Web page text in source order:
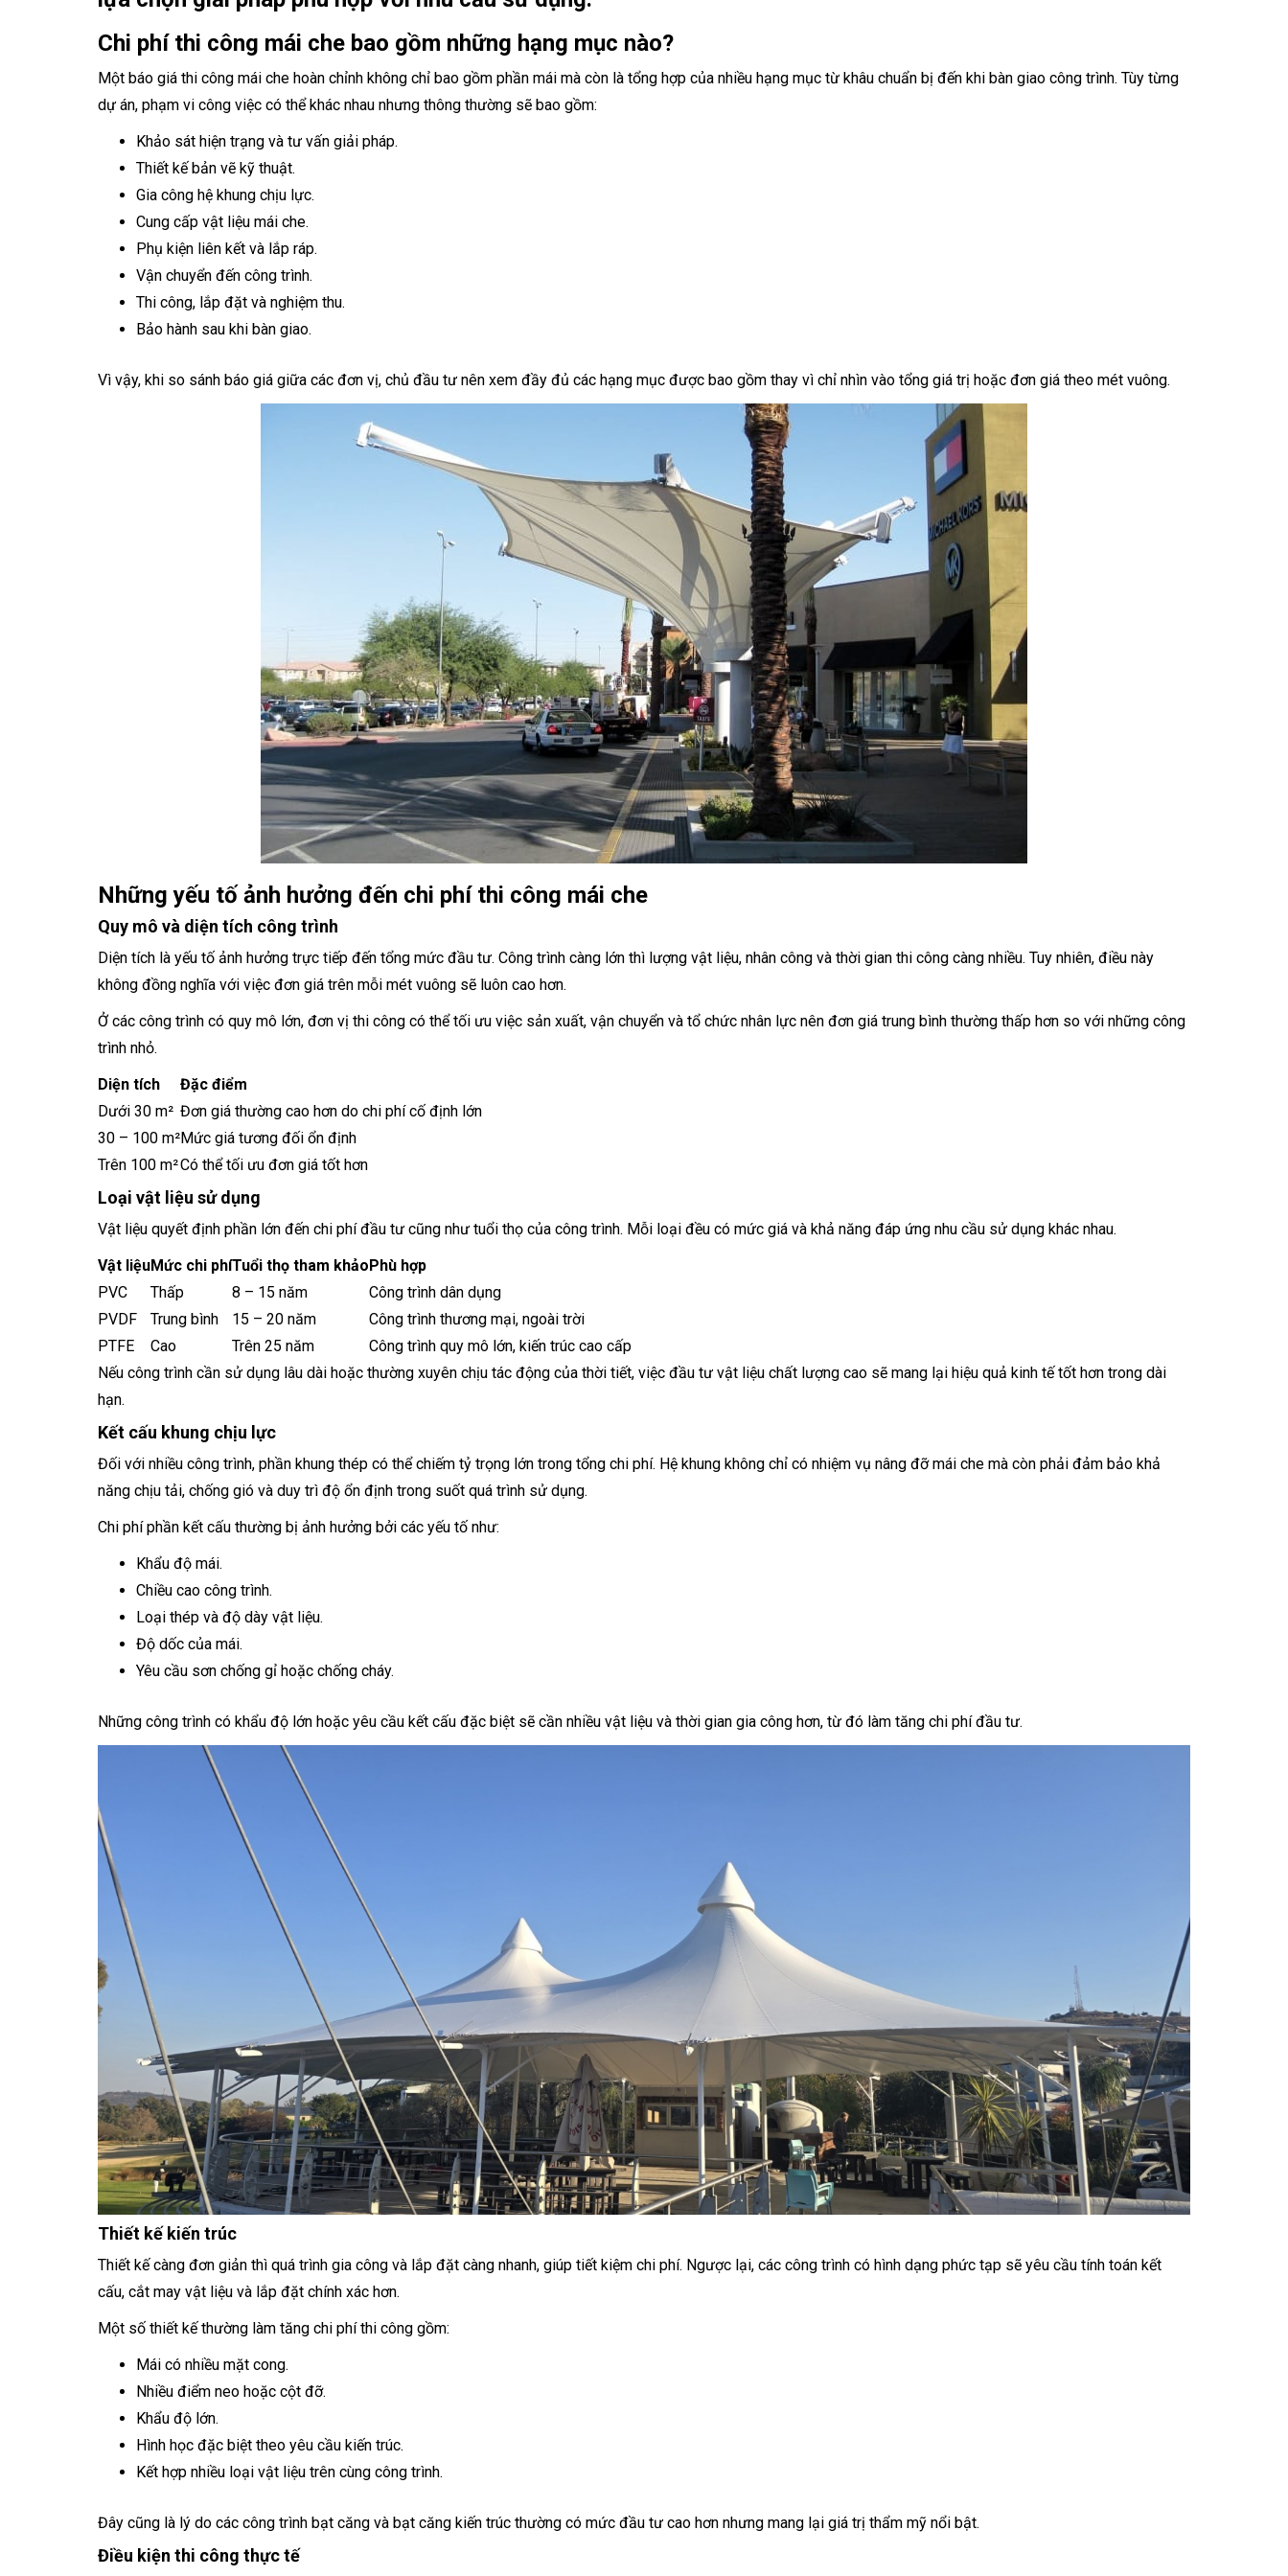
Ạ
T
Chi phí thi công mái che bao gồm những hạng mục nào?
Một báo giá thi công mái che hoàn chỉnh không chỉ bao gồm phần mái mà còn là tổng hợp của nhiều hạng mục từ khâu chuẩn bị đến khi bàn giao công trình. Tùy từng
dự án, phạm vi công việc có thể khác nhau nhưng thông thường sẽ bao gồm:
Khảo sát hiện trạng và tư vấn giải pháp.
Thiết kế bản vẽ kỹ thuật.
Gia công hệ khung chịu lực.
Cung cấp vật liệu mái che.
Phụ kiện liên kết và lắp ráp.
Vận chuyển đến công trình.
Thi công, lắp đặt và nghiệm thu.
Bảo hành sau khi bàn giao.
Vì vậy, khi so sánh báo giá giữa các đơn vị, chủ đầu tư nên xem đầy đủ các hạng mục được bao gồm thay vì chỉ nhìn vào tổng giá trị hoặc đơn giá theo mét vuông.
Những yếu tố ảnh hưởng đến chi phí thi công mái che
Quy mô và diện tích công trình
Diện tích là yếu tố ảnh hưởng trực tiếp đến tổng mức đầu tư. Công trình càng lớn thì lượng vật liệu, nhân công và thời gian thi công càng nhiều. Tuy nhiên, điều này
không đồng nghĩa với việc đơn giá trên mỗi mét vuông sẽ luôn cao hơn.
Ở các công trình có quy mô lớn, đơn vị thi công có thể tối ưu việc sản xuất, vận chuyển và tổ chức nhân lực nên đơn giá trung bình thường thấp hơn so với những công
trình nhỏ.
Diện tích
Đặc điểm
Dưới 30 m² Đơn giá thường cao hơn do chi phí cố định lớn
30 – 100 m²Mức giá tương đối ổn định
Trên 100 m²Có thể tối ưu đơn giá tốt hơn
Loại vật liệu sử dụng
Vật liệu quyết định phần lớn đến chi phí đầu tư cũng như tuổi thọ của công trình. Mỗi loại đều có mức giá và khả năng đáp ứng nhu cầu sử dụng khác nhau.
Vật liệuMức chi phíTuổi thọ tham khảoPhù hợp
PVC
Thấp 8 – 15 năm
Công trình dân dụng
PVDF
Trung bình 15 – 20 năm
Công trình thương mại, ngoài trời
PTFE
Cao Trên 25 năm
Công trình quy mô lớn, kiến trúc cao cấp
Nếu công trình cần sử dụng lâu dài hoặc thường xuyên chịu tác động của thời tiết, việc đầu tư vật liệu chất lượng cao sẽ mang lại hiệu quả kinh tế tốt hơn trong dài
hạn.
Kết cấu khung chịu lực
Đối với nhiều công trình, phần khung thép có thể chiếm tỷ trọng lớn trong tổng chi phí. Hệ khung không chỉ có nhiệm vụ nâng đỡ mái che mà còn phải đảm bảo khả
năng chịu tải, chống gió và duy trì độ ổn định trong suốt quá trình sử dụng.
Chi phí phần kết cấu thường bị ảnh hưởng bởi các yếu tố như:
Khẩu độ mái.
Chiều cao công trình.
Loại thép và độ dày vật liệu.
Độ dốc của mái.
Yêu cầu sơn chống gỉ hoặc chống cháy.
Những công trình có khẩu độ lớn hoặc yêu cầu kết cấu đặc biệt sẽ cần nhiều vật liệu và thời gian gia công hơn, từ đó làm tăng chi phí đầu tư.
Thiết kế kiến trúc
Thiết kế càng đơn giản thì quá trình gia công và lắp đặt càng nhanh, giúp tiết kiệm chi phí. Ngược lại, các công trình có hình dạng phức tạp sẽ yêu cầu tính toán kết
cấu, cắt may vật liệu và lắp đặt chính xác hơn.
Một số thiết kế thường làm tăng chi phí thi công gồm:
Mái có nhiều mặt cong.
Nhiều điểm neo hoặc cột đỡ.
Khẩu độ lớn.
Hình học đặc biệt theo yêu cầu kiến trúc.
Kết hợp nhiều loại vật liệu trên cùng công trình.
Đây cũng là lý do các công trình bạt căng và bạt căng kiến trúc thường có mức đầu tư cao hơn nhưng mang lại giá trị thẩm mỹ nổi bật.
Điều kiện thi công thực tế